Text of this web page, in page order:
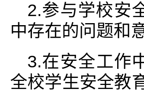
2.参与学校安
中存在的问题和
3.在安全工作
全校学生安全教